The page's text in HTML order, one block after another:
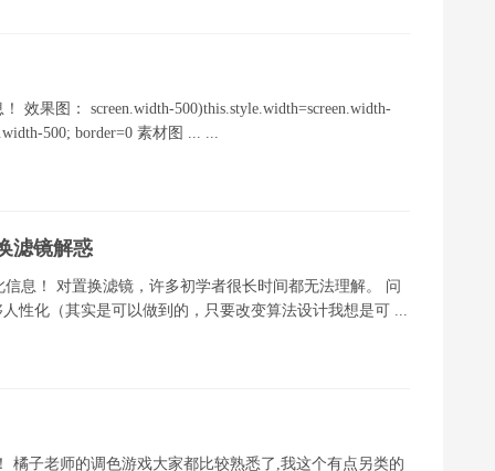
果图： screen.width-500)this.style.width=screen.width-
500; border=0 素材图 ... ...
滤镜解惑
！ 对置换滤镜，许多初学者很长时间都无法理解。 问
性化（其实是可以做到的，只要改变算法设计我想是可 ...
橘子老师的调色游戏大家都比较熟悉了,我这个有点另类的